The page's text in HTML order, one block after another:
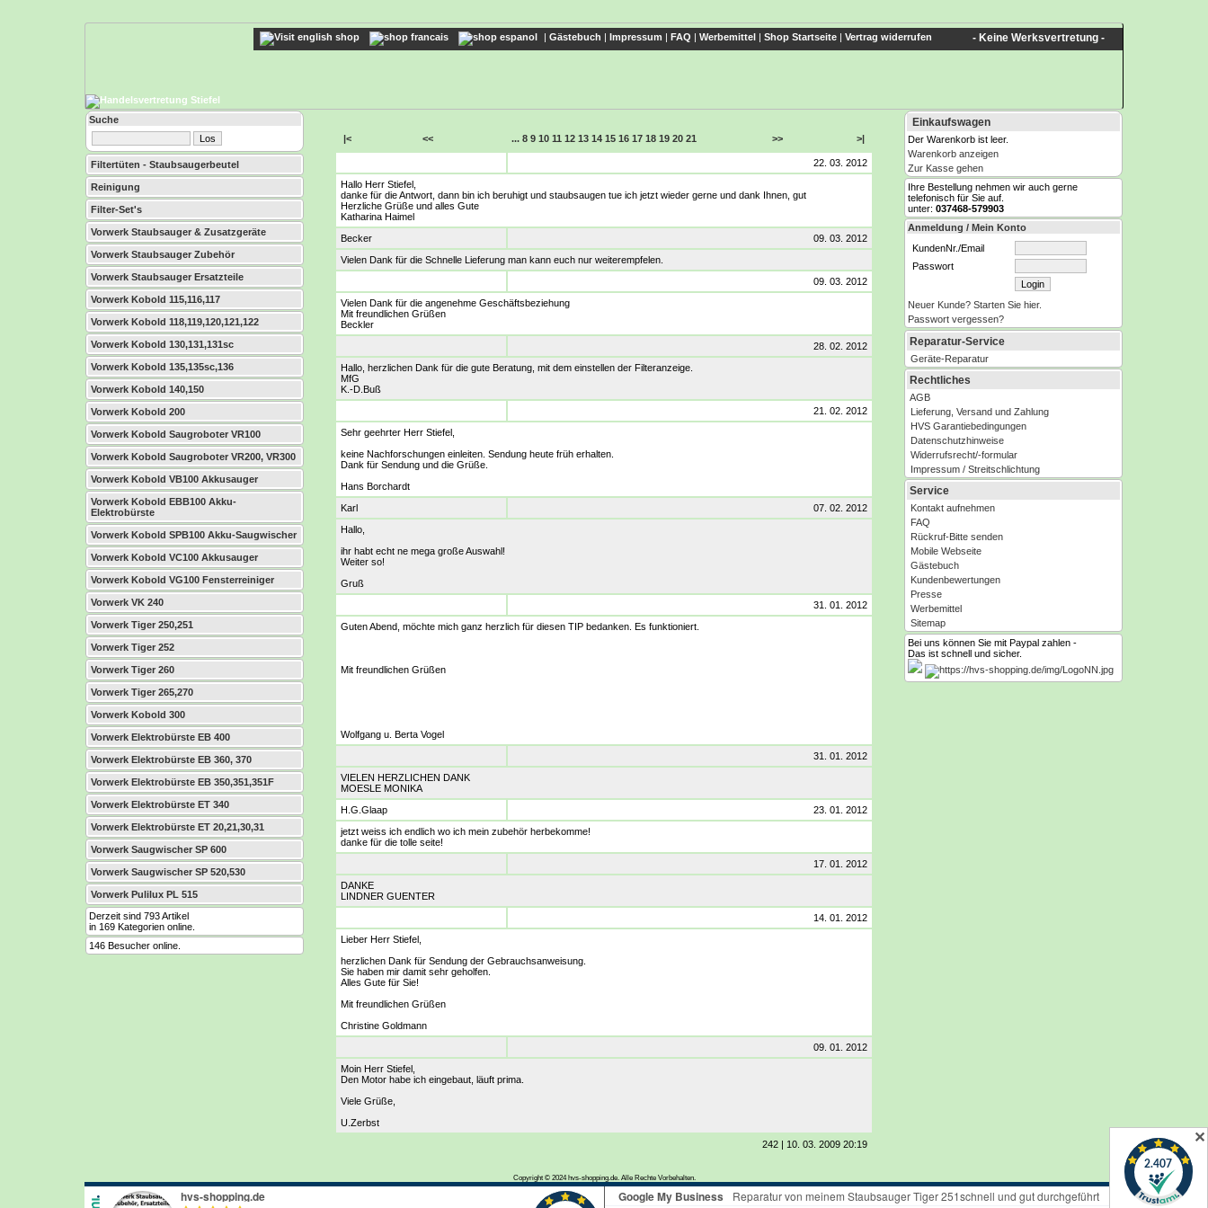
- Keine Werksvertretung -
| Gästebuch | Impressum | FAQ | Werbemittel | Shop Startseite | Vertrag widerrufen
Suche
Filtertüten - Staubsaugerbeutel
Reinigung
Filter-Set's
Vorwerk Staubsauger & Zusatzgeräte
Vorwerk Staubsauger Zubehör
Vorwerk Staubsauger Ersatzteile
Vorwerk Kobold 115,116,117
Vorwerk Kobold 118,119,120,121,122
Vorwerk Kobold 130,131,131sc
Vorwerk Kobold 135,135sc,136
Vorwerk Kobold 140,150
Vorwerk Kobold 200
Vorwerk Kobold Saugroboter VR100
Vorwerk Kobold Saugroboter VR200, VR300
Vorwerk Kobold VB100 Akkusauger
Vorwerk Kobold EBB100 Akku-
Elektrobürste
Vorwerk Kobold SPB100 Akku-Saugwischer
Vorwerk Kobold VC100 Akkusauger
Vorwerk Kobold VG100 Fensterreiniger
Vorwerk VK 240
Vorwerk Tiger 250,251
Vorwerk Tiger 252
Vorwerk Tiger 260
Vorwerk Tiger 265,270
Vorwerk Kobold 300
Vorwerk Elektrobürste EB 400
Vorwerk Elektrobürste EB 360, 370
Vorwerk Elektrobürste EB 350,351,351F
Vorwerk Elektrobürste ET 340
Vorwerk Elektrobürste ET 20,21,30,31
Vorwerk Saugwischer SP 600
Vorwerk Saugwischer SP 520,530
Vorwerk Pulilux PL 515
Derzeit sind 793 Artikel
in 169 Kategorien online.
146 Besucher online.
|< << ... 8 9 10 11 12 13 14 15 16 17 18 19 20 21 >> >|
22. 03. 2012
Hallo Herr Stiefel,
danke für die Antwort, dann bin ich beruhigt und staubsaugen tue ich jetzt wieder gerne und dank Ihnen, gut
Herzliche Grüße und alles Gute
Katharina Haimel
Becker
09. 03. 2012
Vielen Dank für die Schnelle Lieferung man kann euch nur weiterempfelen.
09. 03. 2012
Vielen Dank für die angenehme Geschäftsbeziehung
Mit freundlichen Grüßen
Beckler
28. 02. 2012
Hallo, herzlichen Dank für die gute Beratung, mit dem einstellen der Filteranzeige.
MfG
K.-D.Buß
21. 02. 2012
Sehr geehrter Herr Stiefel,
keine Nachforschungen einleiten. Sendung heute früh erhalten.
Dank für Sendung und die Grüße.
Hans Borchardt
Karl
07. 02. 2012
Hallo,
ihr habt echt ne mega große Auswahl!
Weiter so!
Gruß
31. 01. 2012
Guten Abend, möchte mich ganz herzlich für diesen TIP bedanken. Es funktioniert.
Mit freundlichen Grüßen
Wolfgang u. Berta Vogel
31. 01. 2012
VIELEN HERZLICHEN DANK
MOESLE MONIKA
H.G.Glaap
23. 01. 2012
jetzt weiss ich endlich wo ich mein zubehör herbekomme!
danke für die tolle seite!
17. 01. 2012
DANKE
LINDNER GUENTER
14. 01. 2012
Lieber Herr Stiefel,
herzlichen Dank für Sendung der Gebrauchsanweisung.
Sie haben mir damit sehr geholfen.
Alles Gute für Sie!
Mit freundlichen Grüßen
Christine Goldmann
09. 01. 2012
Moin Herr Stiefel,
Den Motor habe ich eingebaut, läuft prima.
Viele Grüße,
U.Zerbst
242 | 10. 03. 2009 20:19
Einkaufswagen
Der Warenkorb ist leer.
Warenkorb anzeigen
Zur Kasse gehen
Ihre Bestellung nehmen wir auch gerne
telefonisch für Sie auf.
unter: 037468-579903
Anmeldung / Mein Konto
KundenNr./Email
Passwort
Neuer Kunde? Starten Sie hier.
Passwort vergessen?
Reparatur-Service
Geräte-Reparatur
Rechtliches
AGB
Lieferung, Versand und Zahlung
HVS Garantiebedingungen
Datenschutzhinweise
Widerrufsrecht/-formular
Impressum / Streitschlichtung
Service
Kontakt aufnehmen
FAQ
Rückruf-Bitte senden
Mobile Webseite
Gästebuch
Kundenbewertungen
Presse
Werbemittel
Sitemap
Bei uns können Sie mit Paypal zahlen -
Das ist schnell und sicher.
Copyright © 2024 hvs-shopping.de. Alle Rechte Vorbehalten.
✕